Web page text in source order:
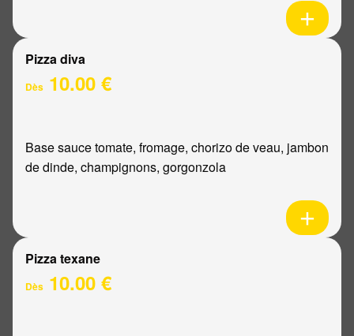
Pizza diva
Dès 10.00 €
Base sauce tomate, fromage, chorizo de veau, jambon
de dinde, champignons, gorgonzola
Pizza texane
Dès 10.00 €